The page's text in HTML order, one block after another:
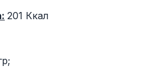
201 Ккал